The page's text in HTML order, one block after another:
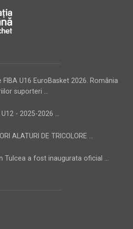
U16 EuroBasket 2026. România
suporteri ...
- 2025-2026 ...
ALATURI DE TRICOLORE ...
Tulcea a fost inaugurata oficial ...